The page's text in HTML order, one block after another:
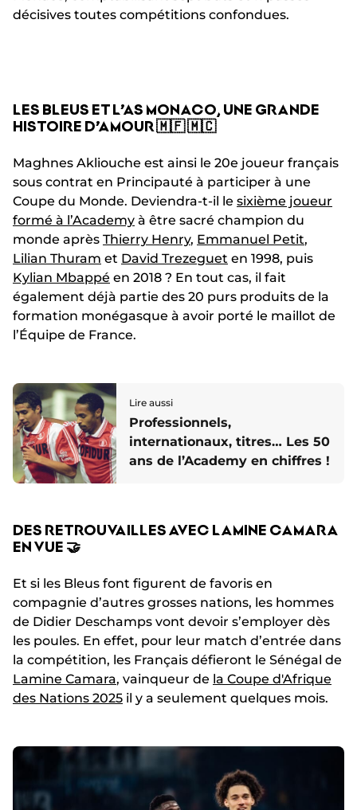
décisives toutes compétitions confondues.
LES BLEUS ET L’AS MONACO, UNE GRANDE
HISTOIRE D’AMOUR 🇲🇫 🇲🇨
Maghnes Akliouche est ainsi le 20e joueur français
sous contrat en Principauté à participer à une
Coupe du Monde. Deviendra-t-il le sixième joueur
formé à l’Academy à être sacré champion du
monde après Thierry Henry, Emmanuel Petit,
Lilian Thuram et David Trezeguet en 1998, puis
Kylian Mbappé en 2018 ? En tout cas, il fait
également déjà partie des 20 purs produits de la
formation monégasque à avoir porté le maillot de
l’Équipe de France.
Lire aussi
Professionnels,
internationaux, titres… Les 50
ans de l’Academy en chiffres !
DES RETROUVAILLES AVEC LAMINE CAMARA
EN VUE 🤝
Et si les Bleus font figurent de favoris en
compagnie d’autres grosses nations, les hommes
de Didier Deschamps vont devoir s’employer dès
les poules. En effet, pour leur match d’entrée dans
la compétition, les Français défieront le Sénégal de
Lamine Camara, vainqueur de la Coupe d'Afrique
des Nations 2025 il y a seulement quelques mois.